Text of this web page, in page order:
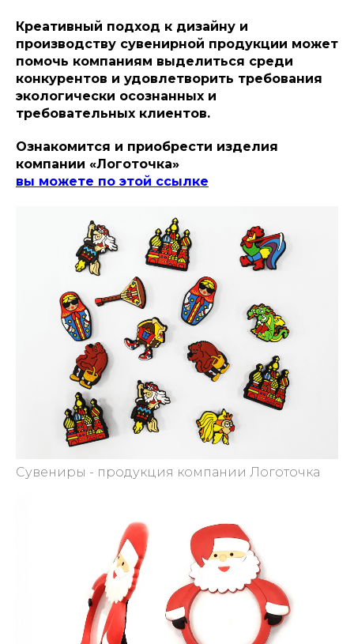
Креативный подход к дизайну и
производству сувенирной продукции может
помочь компаниям выделиться среди
конкурентов и удовлетворить требования
экологически осознанных и
требовательных клиентов.
Ознакомится и приобрести изделия
компании «Логоточка»
вы можете по этой ссылке
Сувениры - продукция компании Логоточка